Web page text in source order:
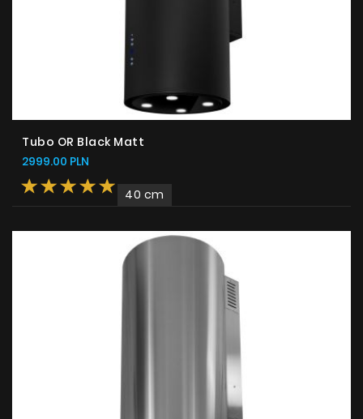
Tubo OR Black Matt
2999.00 PLN
40 cm